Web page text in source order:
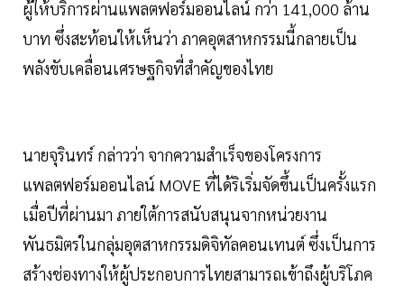
ผู้ให้บริการผ่านแพลตฟอร์มออนไลน์ กว่า 141,000 ล้าน
บาท ซึ่งสะท้อนให้เห็นว่า ภาคอุตสาหกรรมนี้กลายเป็น
พลังขับเคลื่อนเศรษฐกิจที่สำคัญของไทย
นายจุรินทร์ กล่าวว่า จากความสำเร็จของโครงการ
แพลตฟอร์มออนไลน์ MOVE ที่ได้ริเริ่มจัดขึ้นเป็นครั้งแรก
เมื่อปีที่ผ่านมา ภายใต้การสนับสนุนจากหน่วยงาน
พันธมิตรในกลุ่มอุตสาหกรรมดิจิทัลคอนเทนต์ ซึ่งเป็นการ
สร้างช่องทางให้ผู้ประกอบการไทยสามารถเข้าถึงผู้บริโภค